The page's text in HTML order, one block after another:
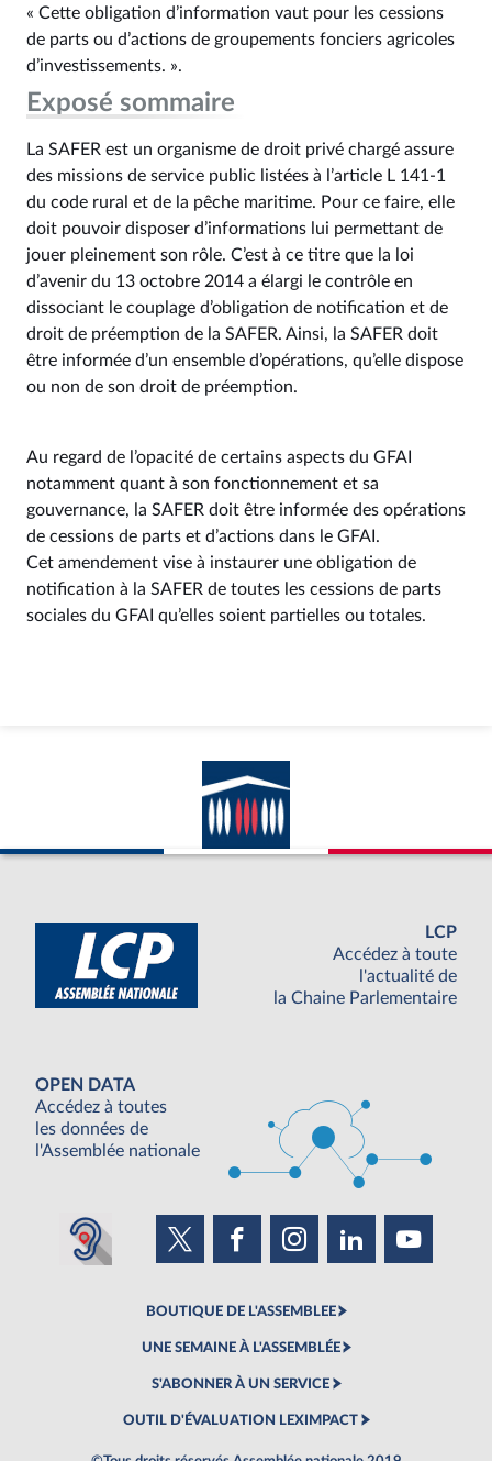
« Cette obligation d’information vaut pour les cessions
de parts ou d’actions de groupements fonciers agricoles
d’investissements. ».
Exposé sommaire
La SAFER est un organisme de droit privé chargé assure
des missions de service public listées à l’article L 141-1
du code rural et de la pêche maritime. Pour ce faire, elle
doit pouvoir disposer d’informations lui permettant de
jouer pleinement son rôle. C’est à ce titre que la loi
d’avenir du 13 octobre 2014 a élargi le contrôle en
dissociant le couplage d’obligation de notification et de
droit de préemption de la SAFER. Ainsi, la SAFER doit
être informée d’un ensemble d’opérations, qu’elle dispose
ou non de son droit de préemption.
Au regard de l’opacité de certains aspects du GFAI
notamment quant à son fonctionnement et sa
gouvernance, la SAFER doit être informée des opérations
de cessions de parts et d’actions dans le GFAI.
Cet amendement vise à instaurer une obligation de
notification à la SAFER de toutes les cessions de parts
sociales du GFAI qu’elles soient partielles ou totales.
LCP
Accédez à toute
l'actualité de
la Chaine Parlementaire
OPEN DATA
Accédez à toutes
les données de
l'Assemblée nationale
BOUTIQUE DE L'ASSEMBLEE
UNE SEMAINE À L'ASSEMBLÉE
S'ABONNER À UN SERVICE
OUTIL D'ÉVALUATION LEXIMPACT